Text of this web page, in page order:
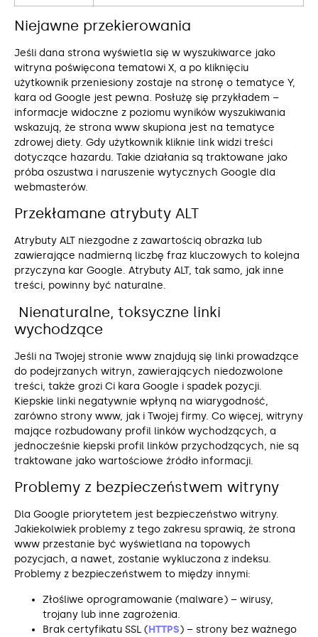
Niejawne przekierowania
Jeśli dana strona wyświetla się w wyszukiwarce jako
witryna poświęcona tematowi X, a po kliknięciu
użytkownik przeniesiony zostaje na stronę o tematyce Y,
kara od Google jest pewna. Posłużę się przykładem –
informacje widoczne z poziomu wyników wyszukiwania
wskazują, że strona www skupiona jest na tematyce
zdrowej diety. Gdy użytkownik kliknie link widzi treści
dotyczące hazardu. Takie działania są traktowane jako
próba oszustwa i naruszenie wytycznych Google dla
webmasterów.
Przekłamane atrybuty ALT
Atrybuty ALT niezgodne z zawartością obrazka lub
zawierające nadmierną liczbę fraz kluczowych to kolejna
przyczyna kar Google. Atrybuty ALT, tak samo, jak inne
treści, powinny być naturalne.
Nienaturalne, toksyczne linki
wychodzące
Jeśli na Twojej stronie www znajdują się linki prowadzące
do podejrzanych witryn, zawierających niedozwolone
treści, także grozi Ci kara Google i spadek pozycji.
Kiepskie linki negatywnie wpłyną na wiarygodność,
zarówno strony www, jak i Twojej firmy. Co więcej, witryny
mające rozbudowany profil linków wychodzących, a
jednocześnie kiepski profil linków przychodzących, nie są
traktowane jako wartościowe źródło informacji.
Problemy z bezpieczeństwem witryny
Dla Google priorytetem jest bezpieczeństwo witryny.
Jakiekolwiek problemy z tego zakresu sprawią, że strona
www przestanie być wyświetlana na topowych
pozycjach, a nawet, zostanie wykluczona z indeksu.
Problemy z bezpieczeństwem to między innymi:
Złośliwe oprogramowanie (malware) – wirusy,
trojany lub inne zagrożenia.
Brak certyfikatu SSL (HTTPS) – strony bez ważnego